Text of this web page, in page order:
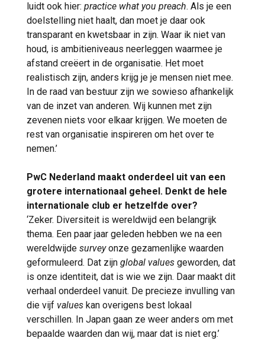
luidt ook hier: practice what you preach. Als je een
doelstelling niet haalt, dan moet je daar ook
transparant en kwetsbaar in zijn. Waar ik niet van
houd, is ambitieniveaus neerleggen waarmee je
afstand creëert in de organisatie. Het moet
realistisch zijn, anders krijg je je mensen niet mee.
In de raad van bestuur zijn we sowieso afhankelijk
van de inzet van anderen. Wij kunnen met zijn
zevenen niets voor elkaar krijgen. We moeten de
rest van organisatie inspireren om het over te
nemen.’
PwC Nederland maakt onderdeel uit van een
grotere internationaal geheel. Denkt de hele
internationale club er hetzelfde over?
‘Zeker. Diversiteit is wereldwijd een belangrijk
thema. Een paar jaar geleden hebben we na een
wereldwijde surveyonze gezamenlijke waarden
geformuleerd. Dat zijn global values geworden, dat
is onze identiteit, dat is wie we zijn. Daar maakt dit
verhaal onderdeel vanuit. De precieze invulling van
die vijf values kan overigens best lokaal
verschillen. In Japan gaan ze weer anders om met
bepaalde waarden dan wij, maar dat is niet erg.’